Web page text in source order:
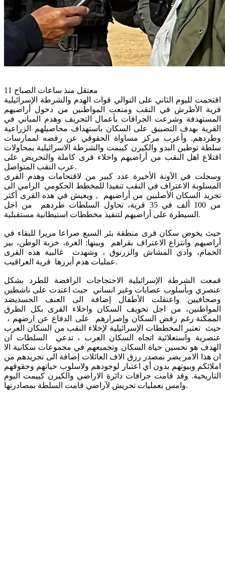
اقتحمت لليوم الثاني على التوالي قوات الهدم والشرطة الإسرائيلية
قرية الأطرش في النقب ومنعت المواطنين من دخول أراضيهم
المستهدفة وشرعت الجرافات بأعمال التجريف وهدم المباني في
القرية بهدف التضييق على السكان باستهداف محاصيلهم الزراعية
وطردهم. وأعرب مركز مساواة الحقوقي عن رفضه لممارسات
سلطة توطين البدو والكيرن كييمت والشرطة الاسرائيلية بمحاولات
اقتلاع اهل النقب من أراضيهم واخلاء قرى كاملة والتحريض على
عرب النقب المتواصل.
وسجلت في الآونة الأخيرة عدد كبير من لاقتحامات وهدم القرى
المسلوبة الاعتراف في النقب تنفيذا للمخطط الحكومي الرامي الى
تجريد السكان الأصليين من أراضيهم , ويعيش في هذه القرى أكثر
من 100 ألف في 35 قرية، تحاول السلطات طردهم من اجل
السيطرة على أراضيهم لتنفيذ مخططات استيطانية مستقبلية.
حيث يخوض سكان قرى منطقة بئر السبع صراعا مريرا للبقاء في
أراضيهم وانتزاع الاعتراف بقراهم وبينها: الغرة، خربة الوطن، بير
الحمام، وادي المشاش والزرنوق ، وشهدت غالبية هذه القرى
عمليات هدم أبرزها قرية العراقيب.
قمعت الشرطة الإسرائيلية الاحتجاجات الرافضة للطرد بشكل
عنصري وبأسلوب عصابات وغير انساني حيث اعتدت على ناشطين
وصحافيين واعتقلت الأطفال إضافة الى العنف الجسديضد
المواطنين، من اجل تخويف السكان واخلاء القرى بكل الطرق
الممكنة رغم رفض السكان وإصرارهم على الدفاع عن ارضهم ،
حيث تعتبر المخططات الإسرائيلية لإخلاء النقب من السكان العرب
عنصرية واستعلائية اتجاه السكان العرب ، تدعي السلطات ان
الهدف هو تحسين حياة السكان وتجميعهم في مجموعات سكانية الا
ان هذا الامر يضر بمصدر رزق الاف العائلات إضافة الى تجريدهم من
املائكم وبيوتهم بدون أي اعتبار لوجودهم ولاسلوب حياتهم وحقوقهم
التاريخية. وقد قامت جرافات دائرة الاراضي والكيرن كييمت اليوم
وامس بعمليات تحريش لآراضي قامت السلطة بمصادرتها.